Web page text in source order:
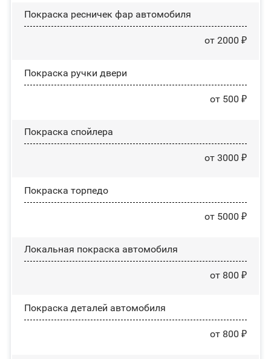
Покраска ресничек фар автомобиля
от 2000 ₽
Покраска ручки двери
от 500 ₽
Покраска спойлера
от 3000 ₽
Покраска торпедо
от 5000 ₽
Локальная покраска автомобиля
от 800 ₽
Покраска деталей автомобиля
от 800 ₽